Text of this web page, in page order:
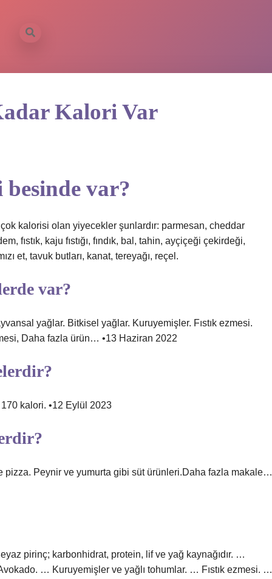
Kalori Var
var?
kalorisi olan yiyecekler şunlardır: parmesan, cheddar
fıstık, kaju fıstığı, fındık, bal, tahin, ayçiçeği çekirdeği,
et, tavuk butları, kanat, tereyağı, reçel.
var?
yağlar. Bitkisel yağlar. Kuruyemişler. Fıstık ezmesi.
Daha fazla ürün… •13 Haziran 2022
kalori. •12 Eylül 2023
pizza. Peynir ve yumurta gibi süt ürünleri.Daha fazla makale…
pirinç; karbonhidrat, protein, lif ve yağ kaynağıdır. …
… Kuruyemişler ve yağlı tohumlar. … Fıstık ezmesi. …